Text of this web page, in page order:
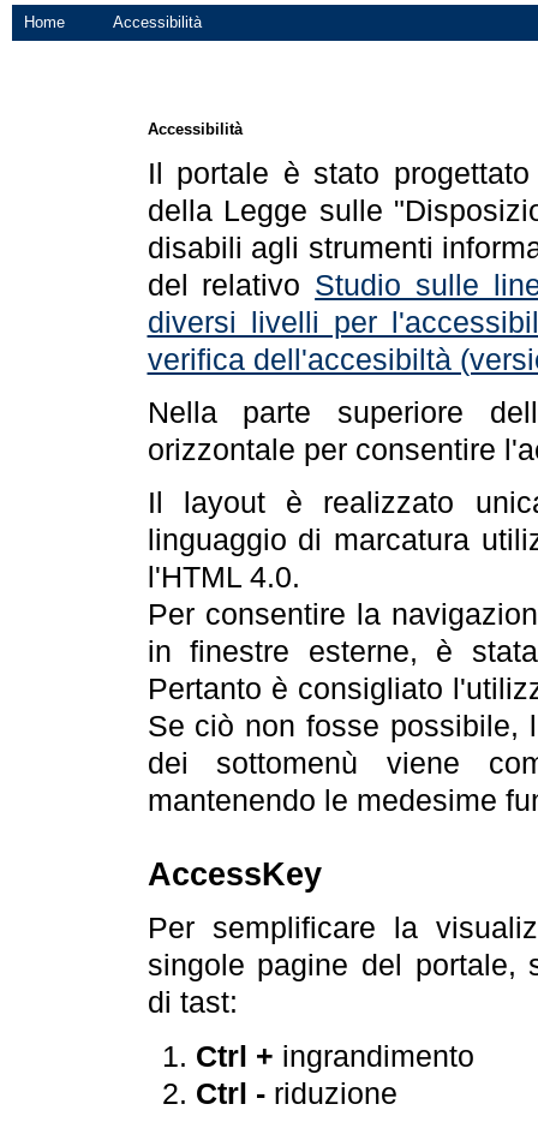
Home Accessibilità
Accessibilità
Il portale è stato
della Legge sulle
disabili agli strumenti
del relativo Studio sulle
diversi livelli per
verifica dell'accesibiltà
Nella parte superiore
orizzontale per consentire
Il layout è realizzato
linguaggio di marcatura
l'HTML 4.0.
Per consentire la
in finestre esterne, è
Pertanto è consigliato
Se ciò non fosse possibile,
dei sottomenù viene
mantenendo le medesime
AccessKey
Per semplificare la
singole pagine del portale,
di tast:
Ctrl + ingrandimento
Ctrl -riduzione